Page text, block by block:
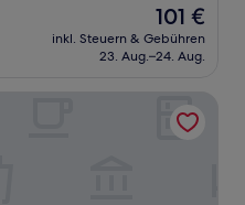
Der
Preis
beträgt
101 €
inkl. Steuern & Gebühren
23. Aug.–24. Aug.